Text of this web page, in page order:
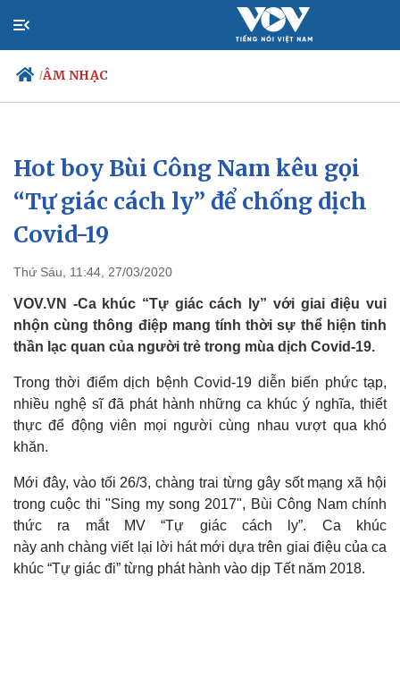
/ÂM NHẠC
Chính trị
Đảng
Tổ chức nhân sự
Quốc hội
Nhận diện sự thật
Xã hội
Tin 24h
Dự báo thời tiết
Hot boy Bùi Công Nam kêu gọi
“Tự giác cách ly” để chống dịch
Covid-19
Thứ Sáu, 11:44, 27/03/2020
VOV.VN -Ca khúc “Tự giác cách ly” với giai điệu vui
nhộn cùng thông điệp mang tính thời sự thể hiện tinh
thần lạc quan của người trẻ trong mùa dịch Covid-19.
Trong thời điểm dịch bệnh Covid-19 diễn biến phức tạp,
nhiều nghệ sĩ đã phát hành những ca khúc ý nghĩa, thiết
thực để động viên mọi người cùng nhau vượt qua khó
khăn.
Mới đây, vào tối 26/3, chàng trai từng gây sốt mạng xã hội
trong cuộc thi "Sing my song 2017", Bùi Công Nam chính
thức ra mắt MV “Tự giác cách ly”. Ca khúc
này anh chàng viết lại lời hát mới dựa trên giai điệu của ca
khúc “Tự giác đi” từng phát hành vào dịp Tết năm 2018.